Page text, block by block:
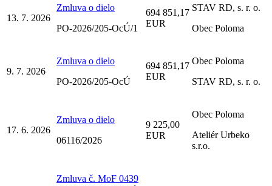
13. 7. 2026
Zmluva o dielo
PO-2026/205-OcÚ/1
694 851,17
EUR
STAV RD, s. r. o.
Obec Poloma
9. 7. 2026
Zmluva o dielo
PO-2026/205-OcÚ
694 851,17
EUR
Obec Poloma
STAV RD, s. r. o.
17. 6. 2026
Zmluva o dielo
06116/2026
9 225,00
EUR
Obec Poloma
Ateliér Urbeko
s.r.o.
Zmluva č. MoF 0439